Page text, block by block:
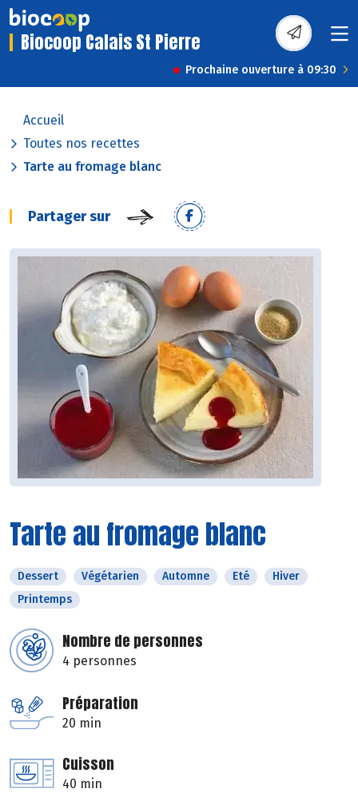
Biocoop Calais St Pierre
Prochaine ouverture à 09:30
Accueil
Toutes nos recettes
Tarte au fromage blanc
Partager sur
Tarte au fromage blanc
Dessert Végétarien Automne Eté
Hiver
Printemps
Nombre de personnes
4 personnes
Préparation
20 min
Cuisson
40 min